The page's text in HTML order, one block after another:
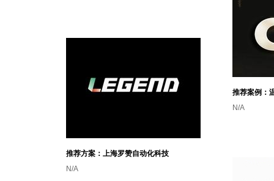
推荐案例：
N/A
推荐方案：上海罗赞自动化科技
N/A